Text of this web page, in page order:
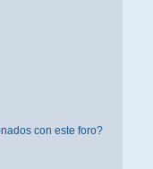
con este foro?